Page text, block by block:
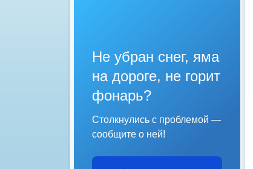
Не убран снег, яма
на дороге, не горит
фонарь?
Столкнулись с проблемой —
сообщите о ней!